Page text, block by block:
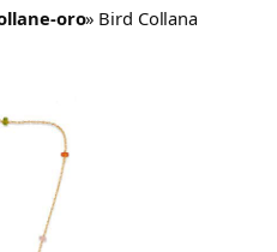
oro» Bird Collana